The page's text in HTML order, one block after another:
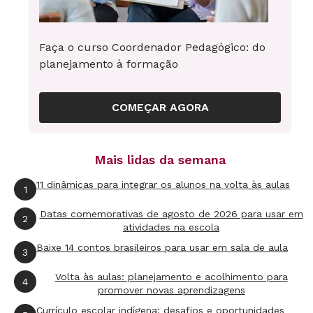
pessoas em relação a complexidade e
trabalho principal do núcleo pedagógico.
organização, bem como uma forma de testar as
premissas e as suposições da visão contra as
uma organização real com pessoas reais. Por
exemplo: teoria de ação baseada na escola. Se
acompanharmos os resultados das avaliações
de aprendizagem dos alunos ao longo do
tempo, então seremos capazes de avaliar a
efetividade pedagógica e de desenvolvimento
de estratégias de intervenções focada. Neste
exemplo, a narrativa diz que, ao avaliar os
Faça o curso Coordenador Pedagógico: do
planejamento à formação
COMEÇAR AGORA
Mais lidas da semana
1 11 dinâmicas para integrar os alunos na volta às aulas
2
Datas comemorativas de agosto de 2026 para usar em
atividades na escola
3 Baixe 14 contos brasileiros para usar em sala de aula
4
Volta às aulas: planejamento e acolhimento para
promover novas aprendizagens
Currículo escolar indígena: desafios e oportunidades